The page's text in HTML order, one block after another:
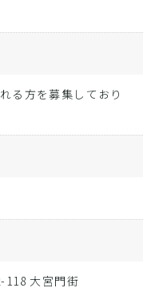
る方を募集しており
118 大宮門街